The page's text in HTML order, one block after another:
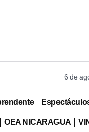
6 de
OEA NICARAGUA